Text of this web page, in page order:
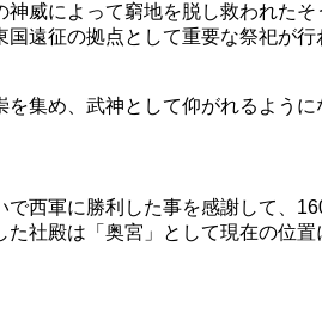
威によって窮地を脱し救われた
遠征の拠点として重要な祭祀が
集め、武神として仰がれるように
西軍に勝利した事を感謝して、
社殿は「奥宮」として現在の位